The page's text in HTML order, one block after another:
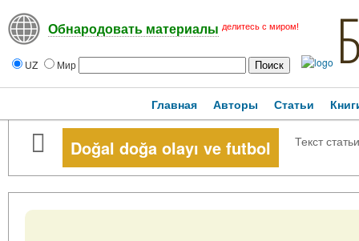
Обнародовать материалы делитесь с миром!
UZ Мир
Главная Авторы Статьи
Doğal doğa olayı ve futbol Текст статьи